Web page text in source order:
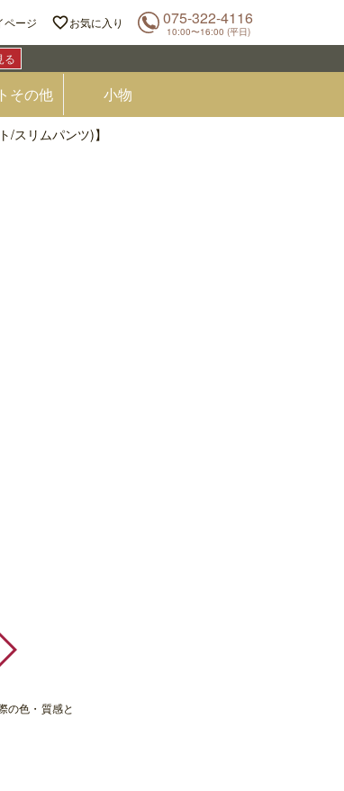
ページ お気に入り 075-322-4116
10:00〜16:00 (平日)
る
その他 小物
スリムパンツ)】
の色・質感と